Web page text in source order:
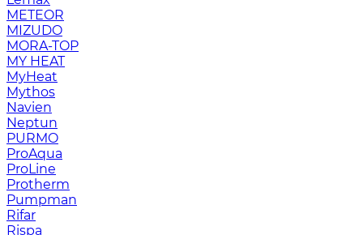
METEOR
MIZUDO
MORA-TOP
MY HEAT
MyHeat
Mythos
Navien
Neptun
PURMO
ProAqua
ProLine
Protherm
Pumpman
Rifar
Rispa